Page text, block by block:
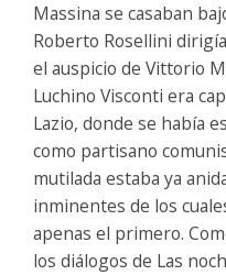
Massina se casaban
Roberto Rosellini
el auspicio de Vittorio
Luchino Visconti era
Lazio, donde se había
como partisano
mutilada estaba ya
inminentes de los
apenas el primero.
los diálogos de Las